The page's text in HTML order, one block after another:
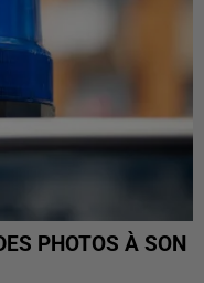
PHOTOS À SON